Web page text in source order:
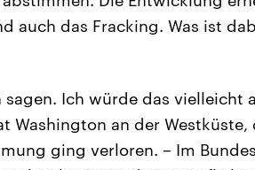
auch das Fracking. Was ist
Ich würde das vielleicht
Washington an der Westküste,
ging verloren. – Im